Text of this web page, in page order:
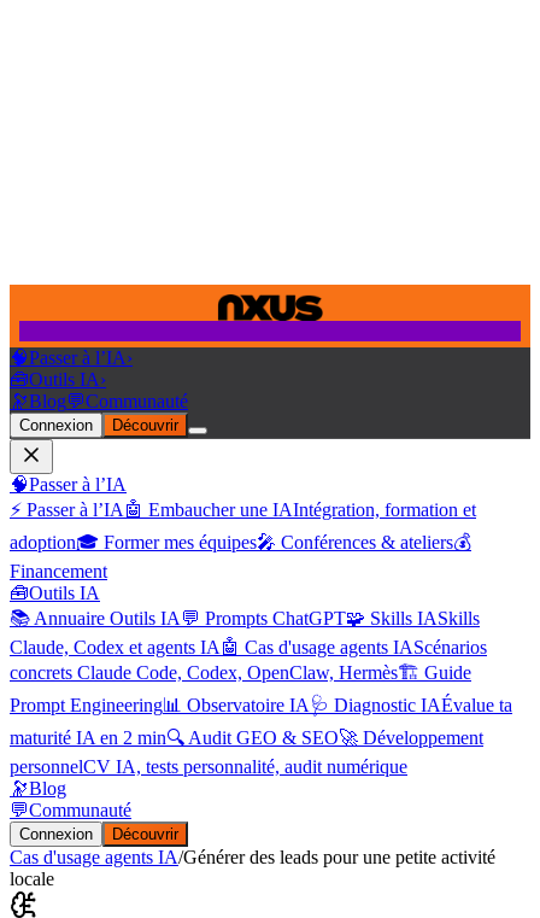
🧠Passer à l’IA›
🧰Outils IA›
🔭Blog💬Communauté
Connexion Découvrir
🧠Passer à l’IA
⚡ Passer à l’IA 🤖 Embaucher une IAIntégration, formation et
adoption🎓 Former mes équipes🎤 Conférences & ateliers💰
Financement
🧰Outils IA
📚 Annuaire Outils IA 💬 Prompts ChatGPT🧩 Skills IASkills
Claude, Codex et agents IA 🤖 Cas d'usage agents IAScénarios
concrets Claude Code, Codex, OpenClaw, Hermès🏗️ Guide
Prompt Engineering📊 Observatoire IA 🩺 Diagnostic IAÉvalue ta
maturité IA en 2 min🔍 Audit GEO & SEO🚀 Développement
personnelCV IA, tests personnalité, audit numérique
🔭Blog
💬Communauté
Connexion Découvrir
Cas d'usage agents IA/Générer des leads pour une petite activité
locale